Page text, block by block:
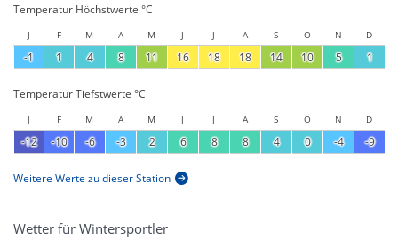
Temperatur Höchstwerte °C
J F M A M J J A S O N D
-1 1 4 8 11 16 18 18 14 10 5 1
Temperatur Tiefstwerte °C
J F M A M J J A S O N D
-12 -10 -6 -3 2 6 8 8 4 0 -4 -9
Weitere Werte zu dieser Station
Wetter für Wintersportler